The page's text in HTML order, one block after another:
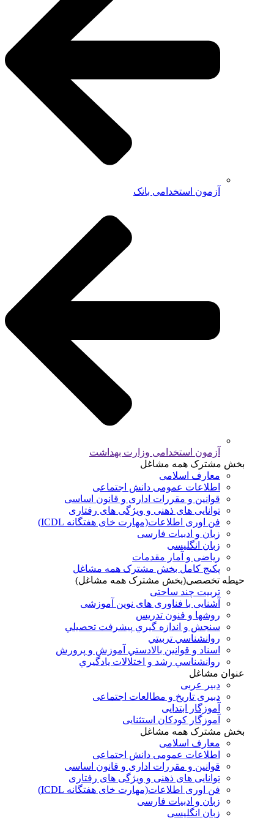
آزمون استخدامی بانک
آزمون استخدامی وزارت بهداشت
بخش مشترک همه مشاغل
معارف اسلامی
اطلاعات عمومی دانش اجتماعی
قوانین و مقررات اداری و قانون اساسی
توانایی های ذهنی و ویژگی های رفتاری
فن اوری اطلاعات(مهارت خای هفتگانه ICDL)
زبان و ادبیات فارسی
زبان انگلیسی
ریاضی و آمار مقدمات
پکیج کامل بخش مشترک همه مشاغل
حیطه تخصصی(بخش مشترک همه مشاغل)
تربیت چند ساحتی
آشنایی با فناوری های نوین آموزشی
روشها و فنون تدريس
سنجش و اندازه گيري پيشرفت تحصيلي
روانشناسي تربيتي
اسناد و قوانين بالادستي آموزش و پرورش
روانشناسي رشد و اختلالات يادگيري
عنوان مشاغل
دبير عربی
دبیری تاریخ و مطالعات اجتماعی
آموزگار ابتدایی
آموزگار کودکان استثنایی
بخش مشترک همه مشاغل
معارف اسلامی
اطلاعات عمومی دانش اجتماعی
قوانین و مقررات اداری و قانون اساسی
توانایی های ذهنی و ویژگی های رفتاری
فن اوری اطلاعات(مهارت خای هفتگانه ICDL)
زبان و ادبیات فارسی
زبان انگلیسی